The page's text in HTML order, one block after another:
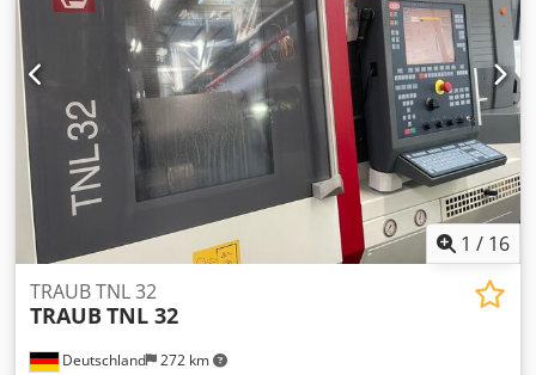
1 / 16
Deutschland 272 km
TRAUB TNL 32
TRAUB TNL 32